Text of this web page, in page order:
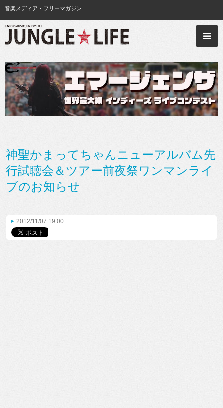
音楽メディア・フリーマガジン
神聖かまってちゃんニューアルバム先
行試聴会＆ツアー前夜祭ワンマンライ
ブのお知らせ
2012/11/07 19:00